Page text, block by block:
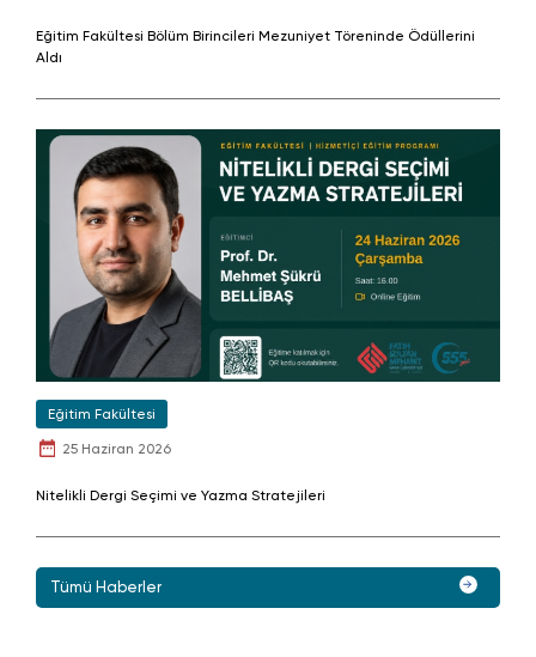
Eğitim Fakültesi Bölüm Birincileri Mezuniyet Töreninde Ödüllerini
Aldı
Eğitim Fakültesi
25 Haziran 2026
Nitelikli Dergi Seçimi ve Yazma Stratejileri
Tümü Haberler